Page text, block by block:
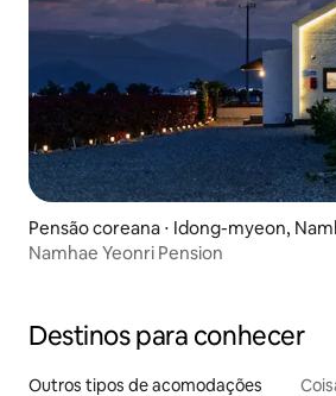
Pensão coreana ⋅ Idong-myeon,
n
Namhae Yeonri Pension
Destinos para conhecer
Outros tipos de acomodações